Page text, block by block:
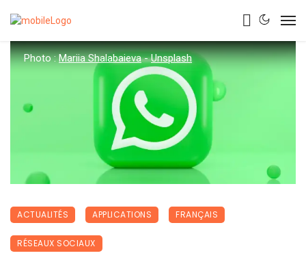
Photo :Mariia Shalabaieva-Unsplash
ACTUALITÉS APPLICATIONS FRANÇAIS
RÉSEAUX SOCIAUX